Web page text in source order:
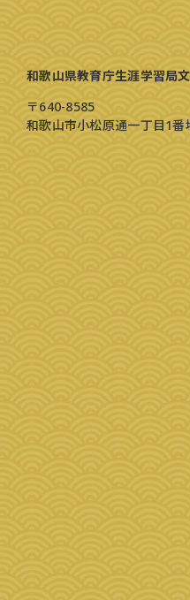
和歌山県教育庁生涯学習局
〒640-8585
和歌山市小松原通一丁目1番